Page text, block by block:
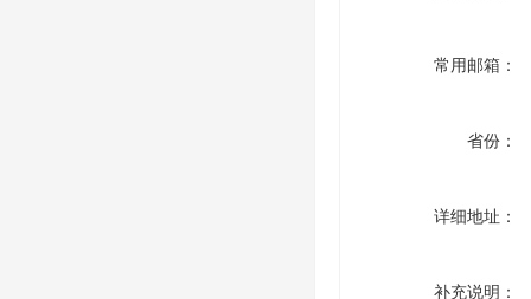
常用邮箱：
省份：
详细地址：
补充说明：